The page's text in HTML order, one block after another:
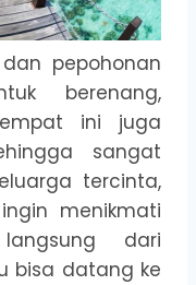
pepohonan
berenang,
ini juga
sangat
tercinta,
menikmati
dari
bisa datang ke